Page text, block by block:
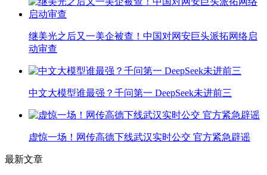
继美光之后又一美企被查！中国对网安巨头派拓网络启
动审查
中文大模型谁最强？千问第一 DeepSeek未进前三
虚惊一场！网传高德下线武汉实时公交 官方紧急辟谣
最新文章